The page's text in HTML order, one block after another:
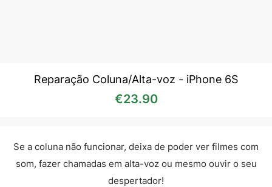
Reparação Coluna/Alta-voz - iPhone 6S
€23.90
Se a coluna não funcionar, deixa de poder ver filmes com
som, fazer chamadas em alta-voz ou mesmo ouvir o seu
despertador!